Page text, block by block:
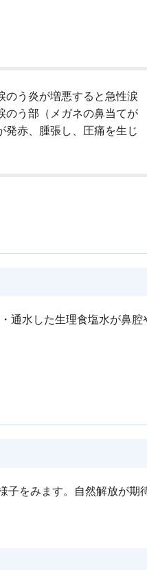
のう炎が増悪すると急性涙
のう部（メガネの鼻当てが
発赤、腫張し、圧痛を生じ
通水した生理食塩水が鼻腔
子をみます。自然解放が期